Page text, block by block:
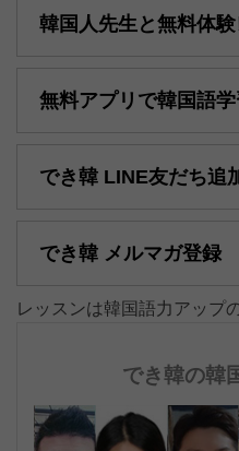
韓国人先生と無料体
無料アプリで韓国語学
でき韓 LINE友だち追
でき韓 メルマガ登録
レッスンは韓国語力アップ
でき韓の韓